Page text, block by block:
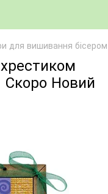
для вишивання бісером
Скоро Новий